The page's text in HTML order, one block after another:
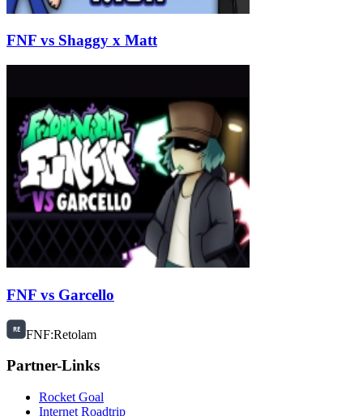
FNF vs Shaggy x Matt
FNF vs Garcello
FNF:Retolam
Partner-Links
Rocket Goal
Internet Roadtrip